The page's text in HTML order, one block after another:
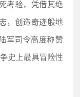
考验，凭借其绝
，创造奇迹般地
军司令高度称赞
史上最具冒险性